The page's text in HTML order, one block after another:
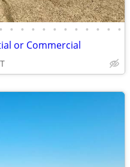
• • • • • • • • • • • •
or Commercial